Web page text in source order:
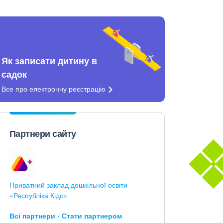
Як записати дитину в
садок
Все про електронну реєстрацію
Партнери сайту
Приватний заклад дошкільної освіти
«Республіка Кідс»
Всі партнери Стати партнером